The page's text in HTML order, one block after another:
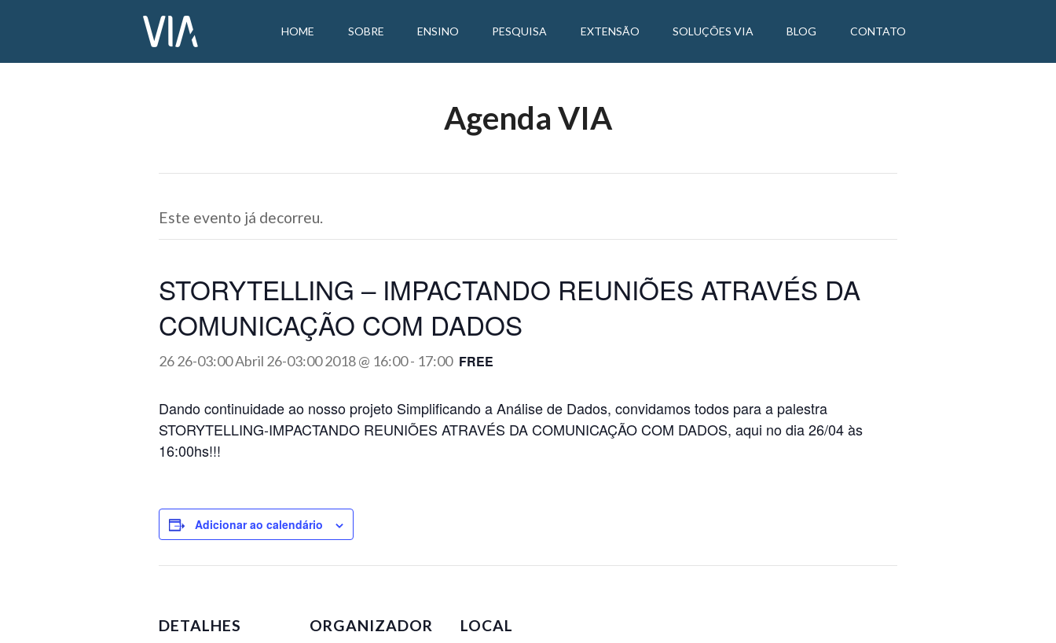
HOME SOBRE ENSINO PESQUISA EXTENSÃO SOLUÇÕES VIA BLOG CONTATO
Agenda VIA
Este evento já decorreu.
STORYTELLING – IMPACTANDO REUNIÕES ATRAVÉS DA
COMUNICAÇÃO COM DADOS
26 26-03:00 Abril 26-03:00 2018 @ 16:00- 17:00 FREE
Dando continuidade ao nosso projeto Simplificando a Análise de Dados, convidamos todos para a palestra
STORYTELLING-IMPACTANDO REUNIÕES ATRAVÉS DA COMUNICAÇÃO COM DADOS, aqui no dia 26/04 às
16:00hs!!!
Adicionar ao calendário
DETALHES ORGANIZADOR LOCAL